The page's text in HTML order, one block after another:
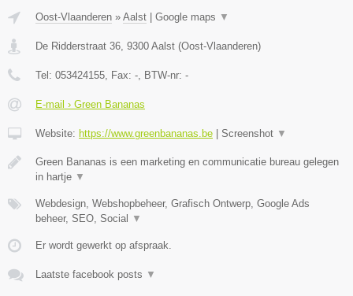
Oost-Vlaanderen » Aalst | Google maps ▼
De Ridderstraat 36 9300 Aalst (Oost-Vlaanderen)
Tel: 053424155 , Fax: - , BTW-nr: -
E-mail › Green Bananas
Website: https://www.greenbananas.be | Screenshot ▼
Green Bananas is een marketing en communicatie bureau gelegen
in hartje ▼
Webdesign, Webshopbeheer, Grafisch Ontwerp, Google Ads
beheer, SEO, Social ▼
Er wordt gewerkt op afspraak.
Laatste facebook posts ▼